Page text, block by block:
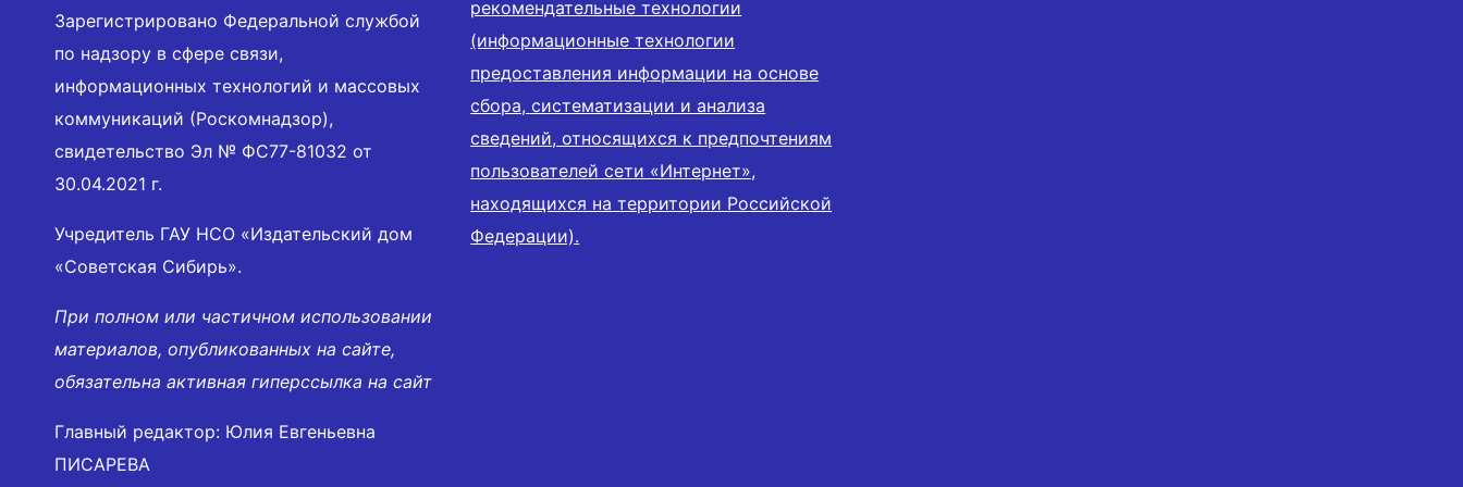
Зарегистрировано Федеральной службой
по надзору в сфере связи,
информационных технологий и массовых
коммуникаций (Роскомнадзор),
свидетельство Эл № ФС77-81032 от
30.04.2021 г.
Учредитель ГАУ НСО «Издательский дом
«Советская Сибирь».
При полном или частичном использовании
материалов, опубликованных на сайте,
обязательна активная гиперссылка на сайт
Главный редактор: Юлия Евгеньевна
ПИСАРЕВА
рекомендательные технологии
(информационные технологии
предоставления информации на основе
сбора, систематизации и анализа
сведений, относящихся к предпочтениям
пользователей сети «Интернет»,
находящихся на территории Российской
Федерации).